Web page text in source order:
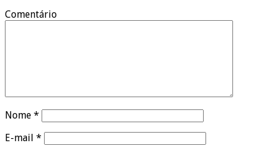
Comentário
Nome *
E-mail *